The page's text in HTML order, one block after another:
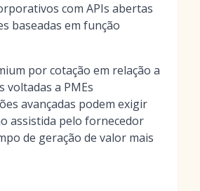
com APIs abertas
baseadas em função
por cotação em relação a
voltadas a PMEs
avançadas podem exigir
assistida pelo fornecedor
de geração de valor mais